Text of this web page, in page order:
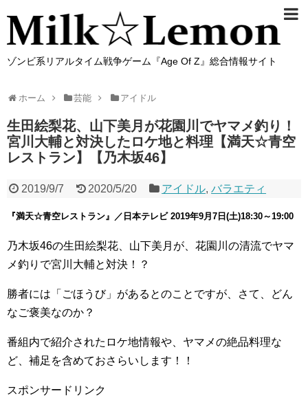
ゾンビ系リアルタイム戦争ゲーム『Age Of Z』総合情報サイト
ホーム 芸能 アイドル
生田絵梨花、山下美月が花園川でヤマメ釣り！
宮川大輔と対決したロケ地と料理【満天☆青空
レストラン】【乃木坂46】
2019/9/7 2020/5/20 アイドル,バラエティ
『満天☆青空レストラン』／日本テレビ 2019年9月7日(土)18:30～19:00
乃木坂46の生田絵梨花、山下美月が、花園川の清流でヤマ
メ釣りで宮川大輔と対決！？
勝者には「ごほうび」があるとのことですが、さて、どん
なご褒美なのか？
番組内で紹介されたロケ地情報や、ヤマメの絶品料理な
ど、補足を含めておさらいします！！
スポンサードリンク